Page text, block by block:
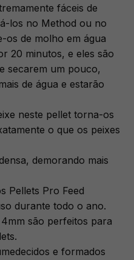
fáceis de
los no Method ou no
os de molho em água
20 minutos, e eles são
secarem um pouco,
de água e estarão
neste pellet torna-os
o que os peixes
demorando mais
Pellets Pro Feed
durante todo o ano.
são perfeitos para
e formados